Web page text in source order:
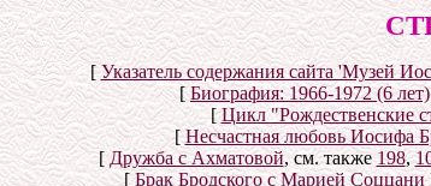
[Указатель содержания сайта 'Музей
[Биография: 1966-1972 (6 лет)
[Цикл "Рождественские
[Несчастная любовь Иосифа
[ Дружба с Ахматовой, см. также 198,
[ Брак Бродского с Марией Соццани